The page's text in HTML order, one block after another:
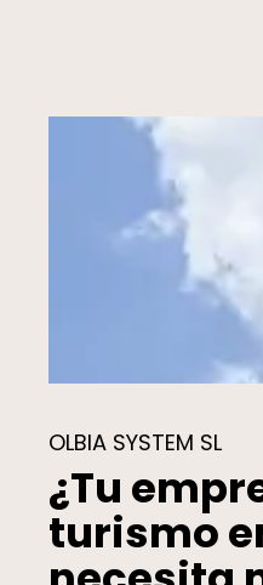
OLBIA SYSTEM SL
¿Tu
turismo